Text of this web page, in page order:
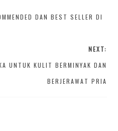
DAN BEST SELLER DI
NEXT:
UNTUK KULIT BERMINYAK DAN
BERJERAWAT PRIA